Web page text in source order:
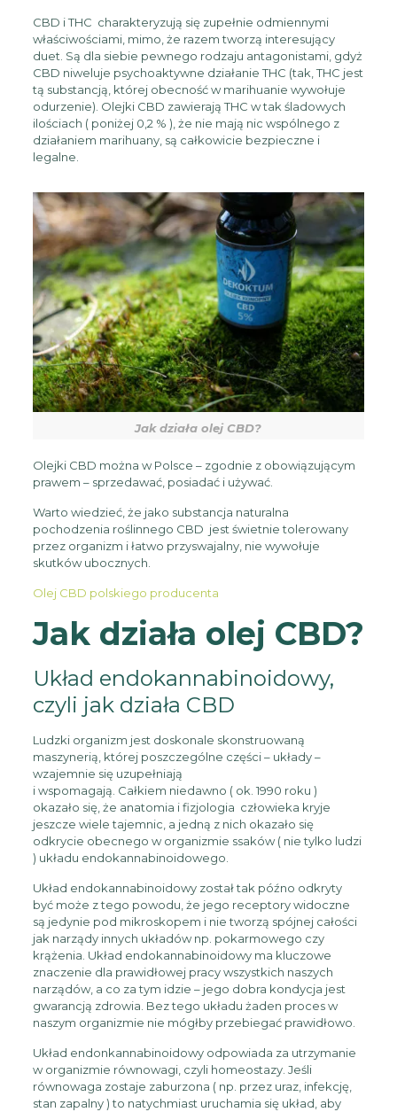
CBD i THC charakteryzują się zupełnie odmiennymi
właściwościami, mimo, że razem tworzą interesujący
duet. Są dla siebie pewnego rodzaju antagonistami, gdyż
CBD niweluje psychoaktywne działanie THC (tak, THC jest
tą substancją, której obecność w marihuanie wywołuje
odurzenie). Olejki CBD zawierają THC w tak śladowych
ilościach ( poniżej 0,2 % ), że nie mają nic wspólnego z
działaniem marihuany, są całkowicie bezpieczne i
legalne.
Jak działa olej CBD?
Olejki CBD można w Polsce – zgodnie z obowiązującym
prawem – sprzedawać, posiadać i używać.
Warto wiedzieć, że jako substancja naturalna
pochodzenia roślinnego CBD jest świetnie tolerowany
przez organizm i łatwo przyswajalny, nie wywołuje
skutków ubocznych.
Olej CBD polskiego producenta
Jak działa olej CBD?
Układ endokannabinoidowy,
czyli jak działa CBD
Ludzki organizm jest doskonale skonstruowaną
maszynerią, której poszczególne części – układy –
wzajemnie się uzupełniają
i wspomagają. Całkiem niedawno ( ok. 1990 roku )
okazało się, że anatomia i fizjologia człowieka kryje
jeszcze wiele tajemnic, a jedną z nich okazało się
odkrycie obecnego w organizmie ssaków ( nie tylko ludzi
) układu endokannabinoidowego.
Układ endokannabinoidowy został tak późno odkryty
być może z tego powodu, że jego receptory widoczne
są jedynie pod mikroskopem i nie tworzą spójnej całości
jak narządy innych układów np. pokarmowego czy
krążenia. Układ endokannabinoidowy ma kluczowe
znaczenie dla prawidłowej pracy wszystkich naszych
narządów, a co za tym idzie – jego dobra kondycja jest
gwarancją zdrowia. Bez tego układu żaden proces w
naszym organizmie nie mógłby przebiegać prawidłowo.
Układ endonkannabinoidowy odpowiada za utrzymanie
w organizmie równowagi, czyli homeostazy. Jeśli
równowaga zostaje zaburzona ( np. przez uraz, infekcję,
stan zapalny ) to natychmiast uruchamia się układ, aby